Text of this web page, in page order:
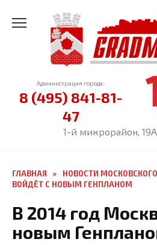
содержанию
Администрация города:
8 (495) 841-81-
47
1-й микрорайон,
ГЛАВНАЯ » НОВОСТИ МОСКОВСКОГО
ВОЙДЁТ С НОВЫМ ГЕНПЛАНОМ
В 2014 год
новым